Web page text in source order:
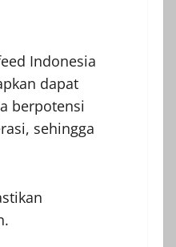
Indonesia
dapat
berpotensi
sehingga